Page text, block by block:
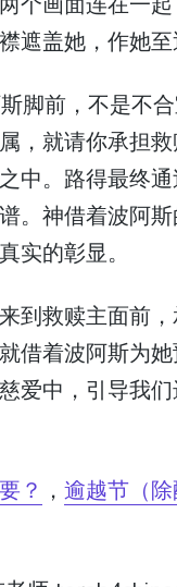
遮盖她，作她至
脚前，不是不
，就请你承担
中。路得最终
。神借着波阿
实的彰显。
到救赎主面前
借着波阿斯为
爱中，引导我
？ ，逾越节（除